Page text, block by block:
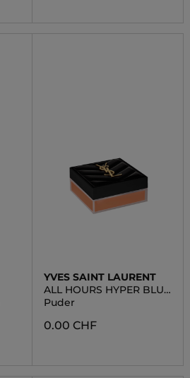
YVES SAINT LAURENT
ALL HOURS HYPER BLUR
POWDER
Puder
0.00 CHF